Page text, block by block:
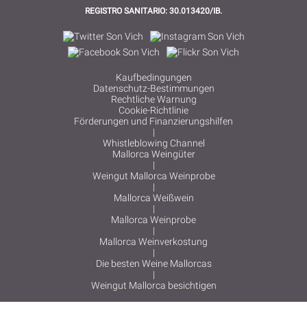
REGISTRO SANITARIO: 30.013420/IB.
Kaufbedingungen
Datenschutz-Bestimmungen
Rechtliche Warnung
Cookie-Richtlinie
Förderungen und Finanzierungshilfen
|
Whistleblowing Channel
Mallorca Weingüter
|
Weingut Mallorca Weinprobe
|
Mallorca Weißwein
|
Mallorca Weinprobe
|
Mallorca Weinverkostung
|
Die besten Weine Mallorcas
|
Weingut Mallorca besichtigen